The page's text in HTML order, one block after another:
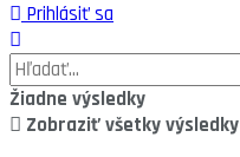
Prihlásiť sa
Žiadne výsledky
Zobraziť všetky výsledky